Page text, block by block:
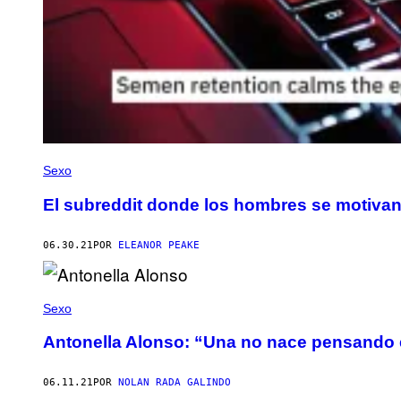
Sexo
El subreddit donde los hombres se
06.30.21 POR ELEANOR PEAKE
Sexo
Antonella Alonso: “Una no nace pensando
06.11.21POR NOLAN RADA GALINDO